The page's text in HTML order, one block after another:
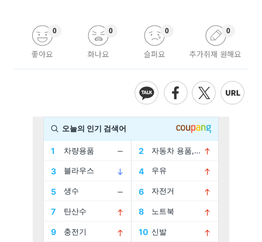
좋아요
0
화나요
0
슬퍼요
0
추가취재 원해요
0